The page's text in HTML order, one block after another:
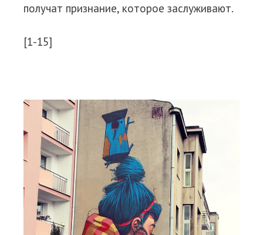
получат признание, которое заслуживают.
[1-15]